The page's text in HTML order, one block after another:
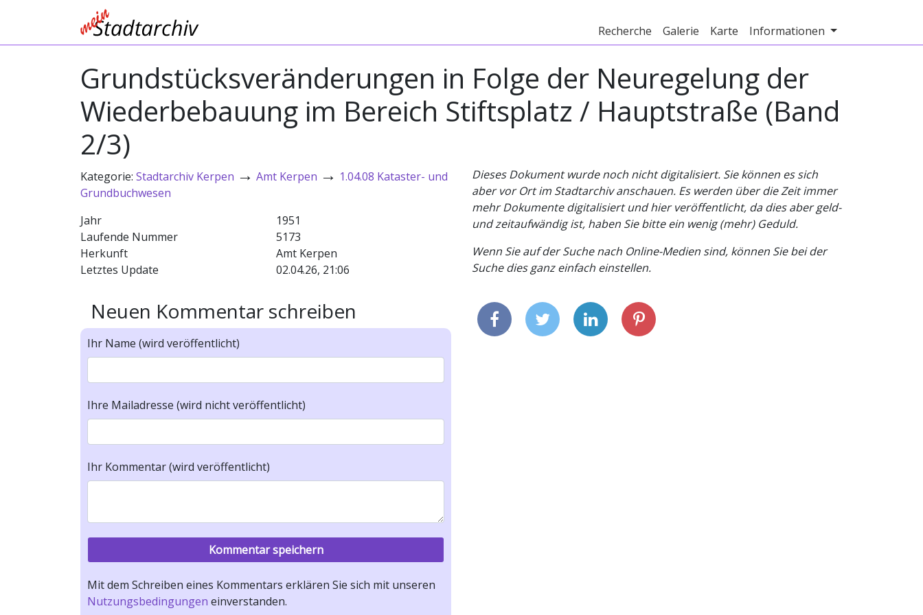
Recherche Galerie Karte Informationen
Grundstücksveränderungen in Folge der Neuregelung der
Wiederbebauung im Bereich Stiftsplatz / Hauptstraße (Band
2/3)
Kategorie: Stadtarchiv Kerpen → Amt Kerpen → 1.04.08 Kataster- und
Grundbuchwesen
Jahr
1951
Laufende Nummer
5173
Herkunft
Amt Kerpen
Letztes Update
02.04.26, 21:06
Neuen Kommentar schreiben
Ihr Name (wird veröffentlicht)
Ihre Mailadresse (wird nicht veröffentlicht)
Ihr Kommentar (wird veröffentlicht)
Mit dem Schreiben eines Kommentars erklären Sie sich mit unseren
Nutzungsbedingungen einverstanden.
Dieses Dokument wurde noch nicht digitalisiert. Sie können es sich
aber vor Ort im Stadtarchiv anschauen. Es werden über die Zeit immer
mehr Dokumente digitalisiert und hier veröffentlicht, da dies aber geld-
und zeitaufwändig ist, haben Sie bitte ein wenig (mehr) Geduld.
Wenn Sie auf der Suche nach Online-Medien sind, können Sie bei der
Suche dies ganz einfach einstellen.